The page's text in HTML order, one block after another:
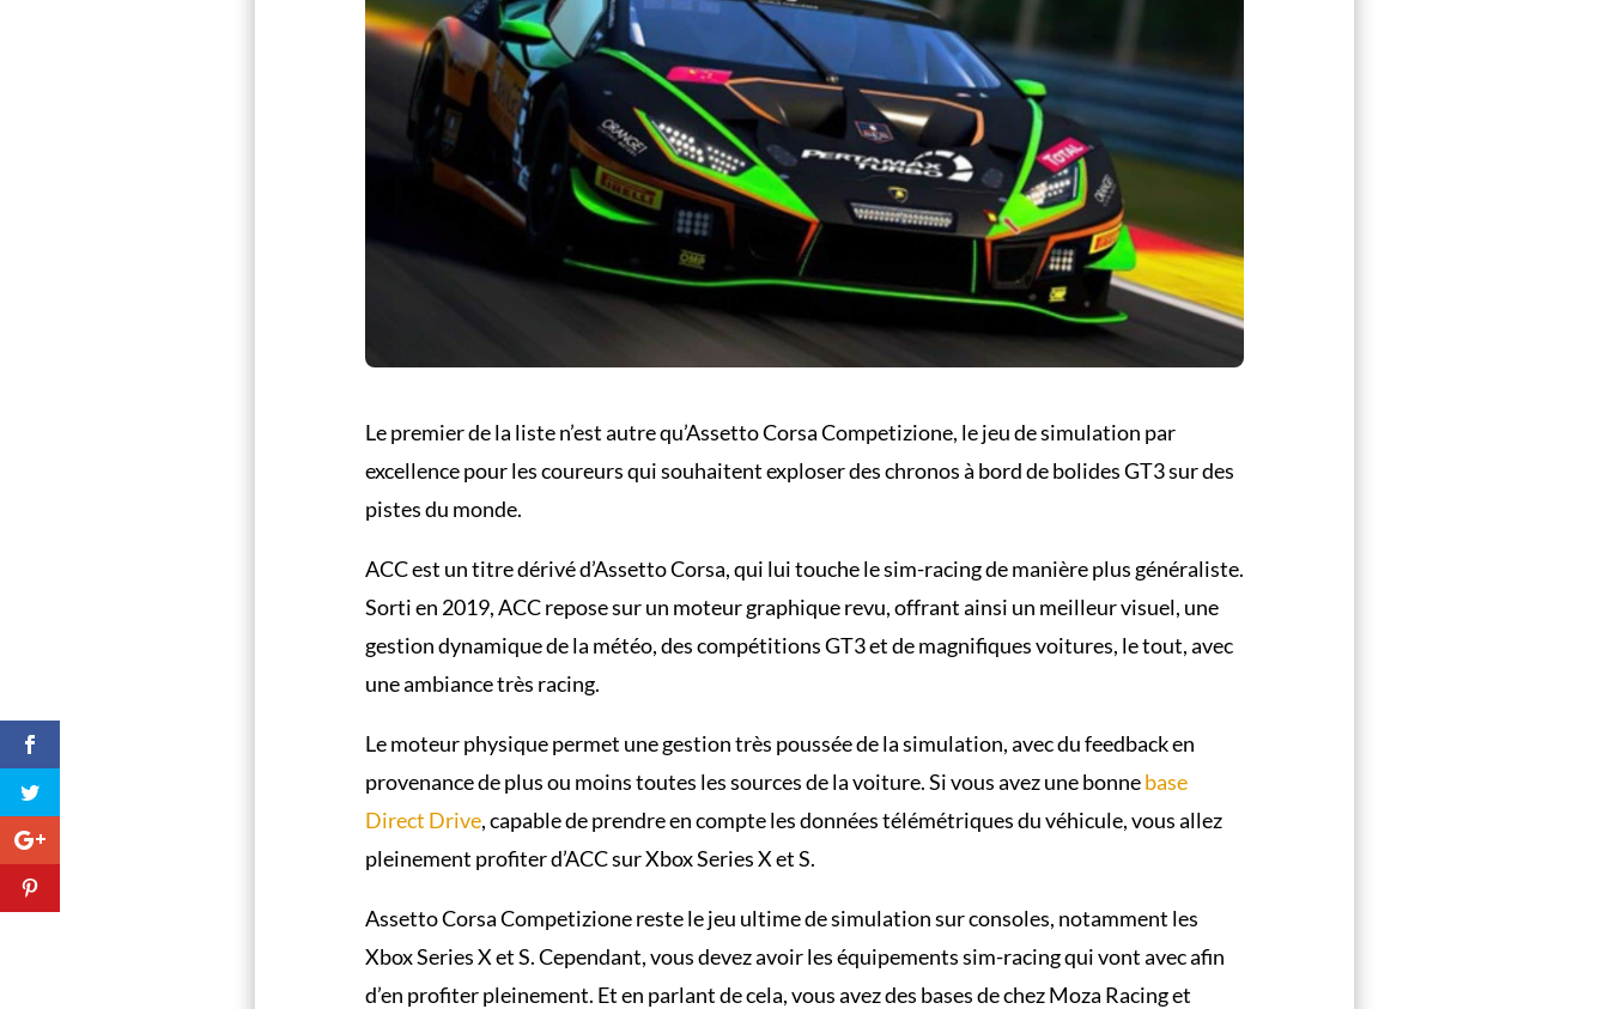
Le premier de la liste n’est autre qu’Assetto Corsa Competizione, le jeu de simulation par
excellence pour les coureurs qui souhaitent exploser des chronos à bord de bolides GT3 sur des
pistes du monde.
ACC est un titre dérivé d’Assetto Corsa, qui lui touche le sim-racing de manière plus généraliste.
Sorti en 2019, ACC repose sur un moteur graphique revu, offrant ainsi un meilleur visuel, une
gestion dynamique de la météo, des compétitions GT3 et de magnifiques voitures, le tout, avec
une ambiance très racing.
Le moteur physique permet une gestion très poussée de la simulation, avec du feedback en
provenance de plus ou moins toutes les sources de la voiture. Si vous avez une bonnebase
Direct Drive, capable de prendre en compte les données télémétriques du véhicule, vous allez
pleinement profiter d’ACC sur Xbox Series X et S.
Assetto Corsa Competizione reste le jeu ultime de simulation sur consoles, notamment les
Xbox Series X et S. Cependant, vous devez avoir les équipements sim-racing qui vont avec afin
d’en profiter pleinement. Et en parlant de cela, vous avez des bases de chez Moza Racing et